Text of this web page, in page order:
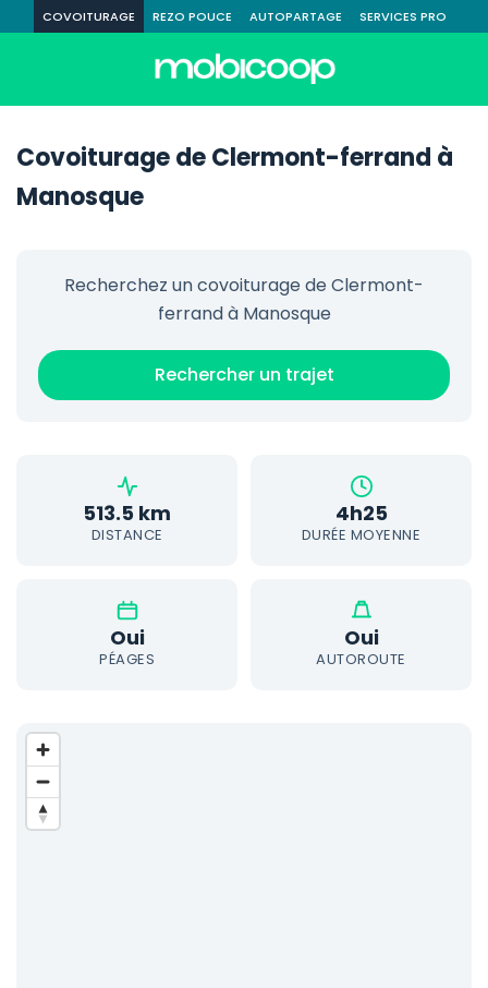
COVOITURAGE REZO POUCE AUTOPARTAGE SERVICES PRO
Covoiturage de Clermont-ferrand à
Manosque
Recherchez un covoiturage de Clermont-
ferrand à Manosque
Rechercher un trajet
513.5 km
DISTANCE
4h25
DURÉE MOYENNE
Oui
PÉAGES
Oui
AUTOROUTE